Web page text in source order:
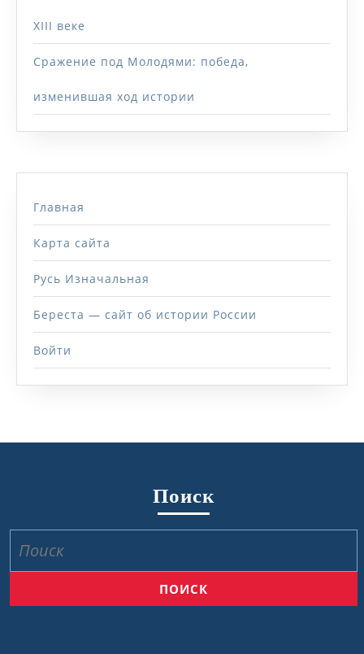
XIII веке
Сражение под Молодями: победа,
изменившая ход истории
Главная
Карта сайта
Русь Изначальная
Береста — сайт об истории России
Войти
Поиск